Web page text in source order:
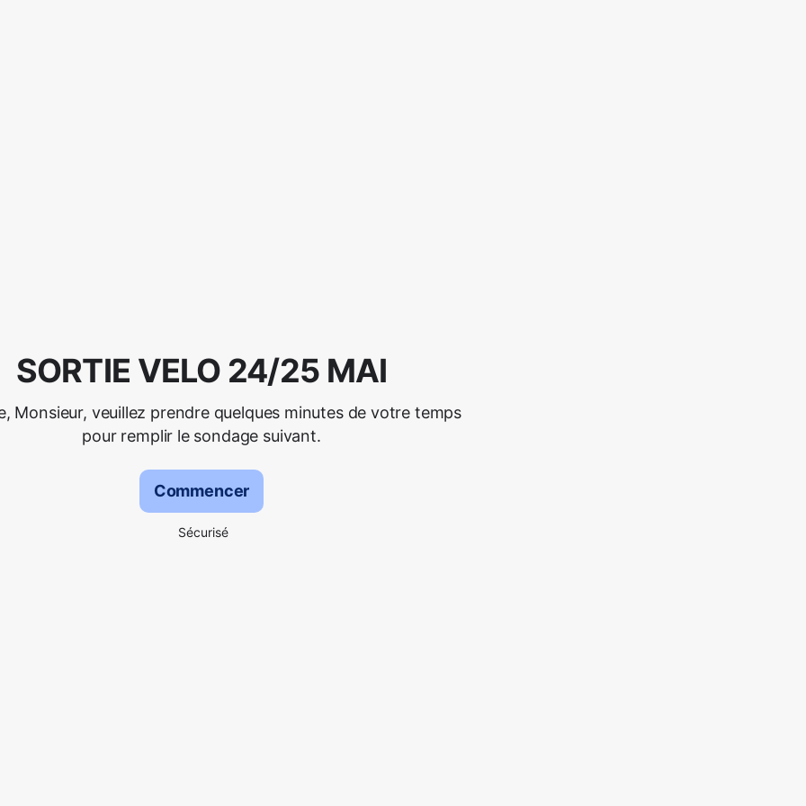
SORTIE VELO 24/25 MAI
Monsieur, veuillez prendre quelques minutes de votre temps
pour remplir le sondage suivant.
Commencer
Sécurisé